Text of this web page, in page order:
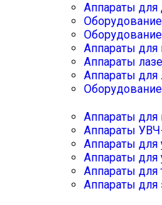
Аппараты для
Аппараты для
Аппараты
Аппараты для
Аппараты для
Аппараты
Аппараты для
Аппараты для
Аппараты для
Аппараты для